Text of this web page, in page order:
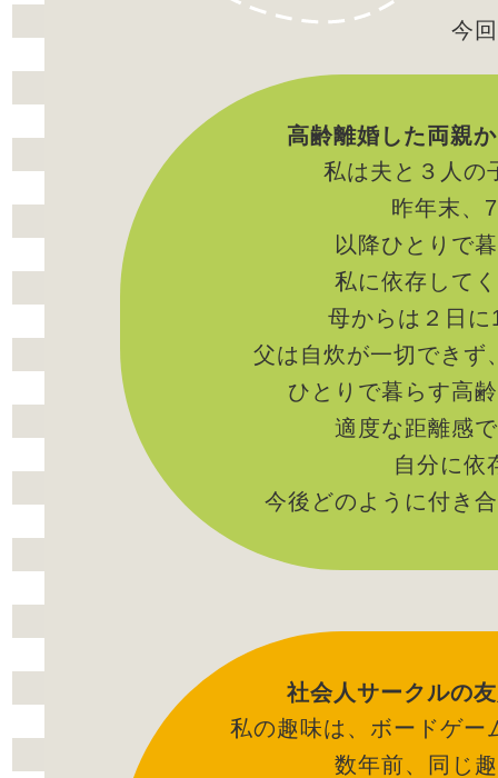
今
高齢離婚した両親
私は夫と３人の
昨年末、
以降ひとりで
私に依存して
母からは２日
父は自炊が一切できず
ひとりで暮らす高
適度な距離感
自分に依
今後どのように付き
社会人サークルの
私の趣味は、ボードゲー
数年前、同じ